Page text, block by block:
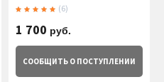
Frabosk
(6)
1 700 руб.
СООБЩИТЬ О ПОСТУПЛЕНИИ